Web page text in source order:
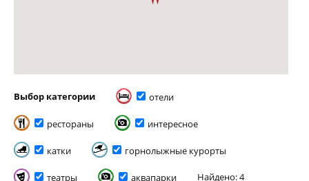
Выбор категории отели
рестораны интересное
катки горнолыжные курорты
театры аквапарки Найдено: 4